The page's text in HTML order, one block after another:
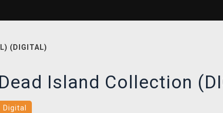
(DIGITAL)
Dead Island Collection
Digital